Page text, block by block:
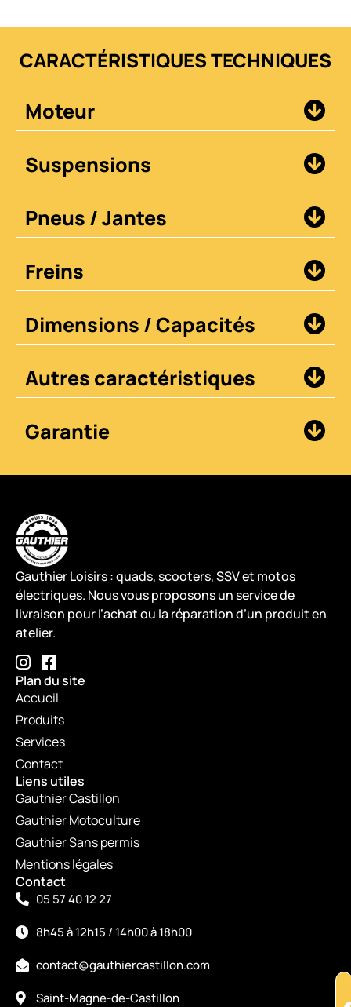
CARACTÉRISTIQUES TECHNIQUES
Moteur
Suspensions
Pneus / Jantes
Freins
Dimensions / Capacités
Autres caractéristiques
Garantie
Gauthier Loisirs : quads, scooters, SSV et motos
électriques. Nous vous proposons un service de
livraison pour l’achat ou la réparation d’un produit en
atelier.
Plan du site
Accueil
Produits
Services
Contact
Liens utiles
Gauthier Castillon
Gauthier Motoculture
Gauthier Sans permis
Mentions légales
Contact
05 57 40 12 27
8h45 à 12h15 / 14h00 à 18h00
contact@gauthiercastillon.com
Saint-Magne-de-Castillon